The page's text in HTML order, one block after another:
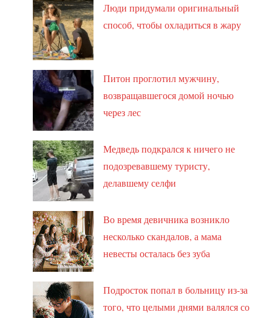
Люди придумали оригинальный
способ, чтобы охладиться в жару
Питон проглотил мужчину,
возвращавшегося домой ночью
через лес
Медведь подкрался к ничего не
подозревавшему туристу,
делавшему селфи
Во время девичника возникло
несколько скандалов, а мама
невесты осталась без зуба
Подросток попал в больницу из-за
того, что целыми днями валялся со